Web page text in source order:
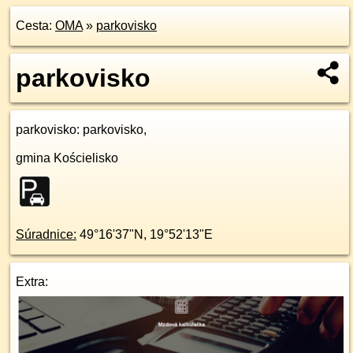
Cesta: OMA» parkovisko
parkovisko
parkovisko: parkovisko,
gmina Kościelisko
Súradnice: 49°16'37"N , 19°52'13"E
Extra: